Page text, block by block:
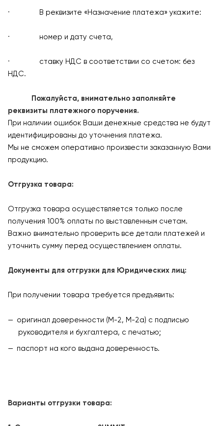
· В реквизите «Назначение платежа» укажите:
· номер и дату счета,
· ставку НДС в соответствии со счетом: без
НДС.
Пожалуйста, внимательно заполняйте
реквизиты платежного поручения.
При наличии ошибок Ваши денежные средства не будут
идентифицированы до уточнения платежа.
Мы не сможем оперативно произвести заказанную Вами
продукцию.
Отгрузка товара:
Отгрузка товара осуществляется только после
получения 100% оплаты по выставленным счетам.
Важно внимательно проверить все детали платежей и
уточнить сумму перед осуществлением оплаты.
Документы для отгрузки для Юридических лиц:
При получении товара требуется предъявить:
оригинал доверенности (М-2, М-2а) с подписью
руководителя и бухгалтера, с печатью;
паспорт на кого выдана доверенность.
Варианты отгрузки товара: